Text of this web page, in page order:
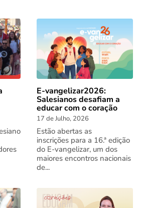
E-vangelizar2026:
Salesianos desafiam a
educar com o coração
17 de Julho, 2026
Estão abertas as
inscrições para a 16.ª edição
do E-vangelizar, um dos
maiores encontros nacionais
de...